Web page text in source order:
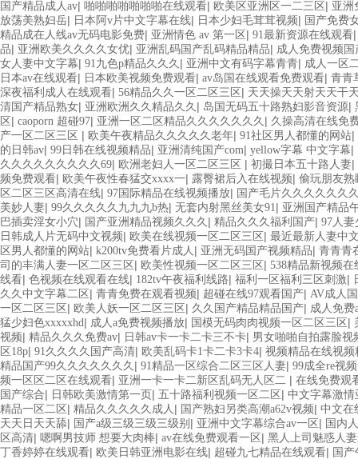
国产精品成人av| 啪啪啪啪啪啪啪在线观看| 欧美区亚洲区一二三区 | 亚洲
放荡美熟妇岳| 日本阿v片中文字幕在线| 日本少妇毛茸茸视频| 国产免费
精品成在人线av无码电影免费| 亚洲情色 av 第一区 | 91最新资源在线观看
品| 亚洲欧美久久久久女优| 亚洲乱码国产乱码精品精品| 成人免费视频
女人妻中文字幕| 91九色p精品久久久 | 亚洲中文有码字幕青青| 成人一区
日本av在线观看| 日本欧美视频免费观看| av岛国在线观看免费观看| 青青
深夜福利成人在线观看| 56精品久久一区二区三区 | 天天操天天射天天干
清国产精品熟女| 亚洲欧洲久久精品久久 | 岛国无码五十路熟妇影音资源|
区 | caoporn 超碰97| 亚洲一区二区精品久久久久久久久 | 久操高清在线免
产一区二区三区 | 欧美午夜精品久久久久久老年| 91社区男人都懂的网站|
的日韩av| 99日韩在线视频精品| 亚洲清纯国产com| yellow字幕 中文字幕|
久久久久久久久久久69| 欧洲老妇人一区二区三区 | 初撮日本五十路人妻|
频免费观看| 欧美午夜性春猛交xxxx一| 露臀裙后入在线视频| 偷玩朋友熟
区二区三区高清在线| 97国际精品在线视频播放| 国产毛片久久久久久久
美妙人妻| 99久久久久久九九九b热| 无套内射黑丝美女91| 亚洲国产精品
巴插卖淫女小穴| 国产亚洲精品视频久久久 | 精品久久久福利国产| 97人妻
日韩成人片无码中文视频| 欧美在线视频一区二区三区 | 最近最新人妻中
区男人都懂的网站| k200tv免费看片成人 | 亚洲无码国产视频精品| 青青青
司的丰满人妻一区二区三区 | 欧美性视频一区二区三区 | 538精品新视频在
线看| 色视频在线观看在线| 182tv午夜福利线路| 福利一区福利三区刺激|
久久中文字幕二区 | 青青免费在观看视频| 超碰在线97观看国产| AV成人
一区二区三区 | 欧美人妖一区二区三区 | 久久国产精品精品国产| 成人免费
猛少妇色xxxxxhd| 成人a免费视频播放| 国模无码肉肉视频一区二区三区 |
视频| 精品久久久免费av| 日韩av卡一卡二卡三不卡| 男女啪啪自拍露脸视
区18p| 91久久久久国产高清| 欧美乱码卡1卡二卡3卡4| 视频精品在线视频
精品国产99久久久久久久久 | 91精品一区综合二区三区人妻| 99成全re视
频一区区二区在线观看| 亚洲一卡一卡二新区乱码无人区二 | 在线免费观
国产综合| 日韩欧美激情第一页 | 五十路福利视频一区二区 | 中文字幕激情
精品一区二区 | 精品久久久久久成人 | 国产熟妇另类高潮a62v视频| 中文在
天天日天天舔| 国产a级三级三级三级别 | 亚洲中文字幕综合av一区 | 国内
区高清| 嗯啊男技师 想要大肉棒| av在线免费观看一区 | 黑人上司魅惑人
丁香婷婷在线观看| 欧美日韩亚洲电影在线| 超碰九七精品在线观看| 国